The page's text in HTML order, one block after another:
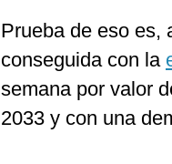
Prueba de eso es,
conseguida con la
semana por valor
2033 y con una